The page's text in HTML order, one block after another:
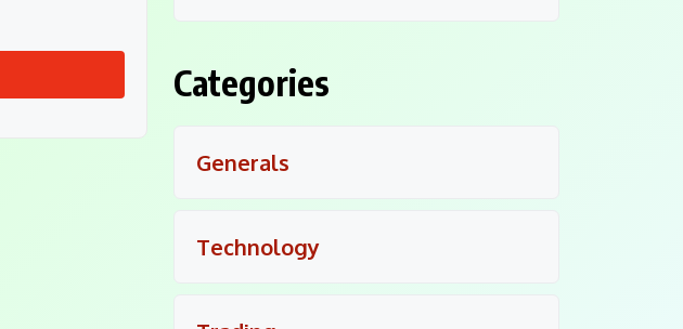
Categories
Generals
Technology